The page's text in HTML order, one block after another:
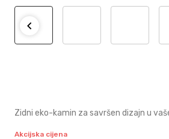
Zidni eko-kamin za savršen dizajn u
Akcijska cijena